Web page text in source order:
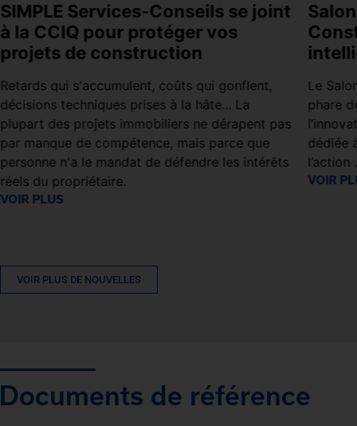
SIMPLE Services-Conseils se joint
à la CCIQ pour protéger vos
projets de construction
Retards qui s'accumulent, coûts qui gonflent,
décisions techniques prises à la hâte... La
plupart des projets immobiliers ne dérapent pas
par manque de compétence, mais parce que
personne n'a le mandat de défendre les intérêts
réels du propriétaire.
VOIR PLUS
Le
phare
dédiée
l’action .
VOIR
VOIR PLUS DE NOUVELLES
Documents de référence